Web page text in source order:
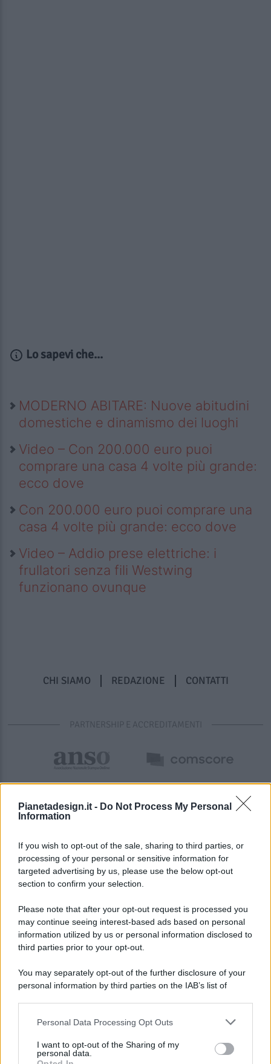
Pianetadesign.it - Do Not Process My Personal
Information
If you wish to opt-out of the sale, sharing to third parties, or
processing of your personal or sensitive information for
targeted advertising by us, please use the below opt-out
section to confirm your selection.
Please note that after your opt-out request is processed you
may continue seeing interest-based ads based on personal
information utilized by us or personal information disclosed to
third parties prior to your opt-out.
You may separately opt-out of the further disclosure of your
personal information by third parties on the IAB’s list of
This information may also be disclosed by us to third parties
disclose it to other third parties.
Personal Data Processing Opt Outs
I want to opt-out of the Sharing of my
personal data.
Lo sapevi che...
MODERNO ABITARE: Nuove abitudini
domestiche e dinamismo dei luoghi
Video – Con 200.000 euro puoi
comprare una casa 4 volte più grande:
ecco dove
Con 200.000 euro puoi comprare una
casa 4 volte più grande: ecco dove
Video – Addio prese elettriche: i
frullatori senza fili Westwing
funzionano ovunque
CHI SIAMO REDAZIONE CONTATTI
PARTNERSHIP E ACCREDITAMENTI
© 2026 - Pianeta Design - P.IVA 04827280654 - Testata
Registrata Al Tribunale Di Nocera Inferiore N. 8/2020 - RG N.
ISCRIZIONE AL ROC N. 35792 – ISCRITTA ALL’ANSO
(ASSOCIAZIONE NAZIONALE STAMPA ONLINE)
PREFERENZE PRIVACY